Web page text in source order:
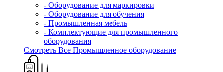
- Оборудование для маркировки
- Оборудование для обучения
- Промышленная мебель
- Комплектующие для промышленного
оборудования
Смотреть Все Промышленное оборудование